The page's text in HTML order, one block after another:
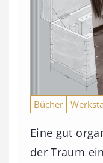
Bücher
Eine gut
der Traum